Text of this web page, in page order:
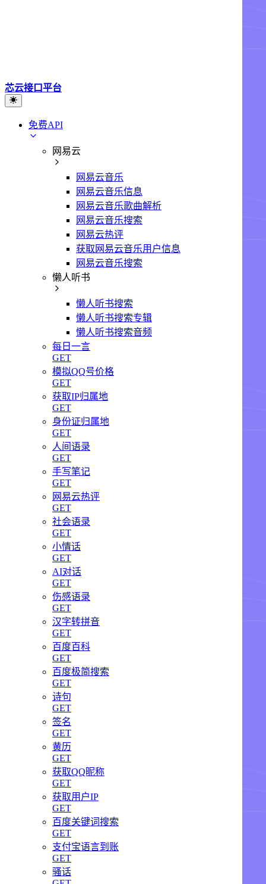
芯云接口平台
免费API
网易云
网易云音乐
网易云音乐信息
网易云音乐歌曲解析
网易云音乐搜索
网易云热评
获取网易云音乐用户信息
网易云音乐搜索
懒人听书
懒人听书搜索
懒人听书搜索专辑
懒人听书搜索音频
每日一言
GET
模拟QQ号价格
GET
获取IP归属地
GET
身份证归属地
GET
人间语录
GET
手写笔记
GET
网易云热评
GET
社会语录
GET
小情话
GET
AI对话
GET
伤感语录
GET
汉字转拼音
GET
百度百科
GET
百度极简搜索
GET
诗句
GET
签名
GET
黄历
GET
获取QQ昵称
GET
获取用户IP
GET
百度关键词搜索
GET
支付宝语言到账
GET
骚话